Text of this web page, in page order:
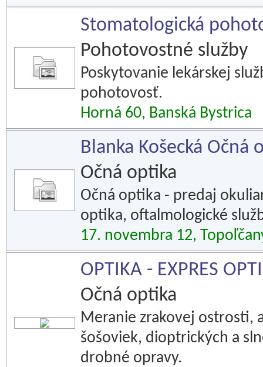
Stomatologická
Pohotovostné služby
Poskytovanie lekárskej
pohotovosť.
Horná 60, Banská Bystrica
Blanka Košecká Očná
Očná optika
Očná optika - predaj
optika, oftalmologické
17. novembra 12,
OPTIKA - EXPRES
Očná optika
Meranie zrakovej ostrosti,
šošoviek, dioptrických a
drobné opravy.